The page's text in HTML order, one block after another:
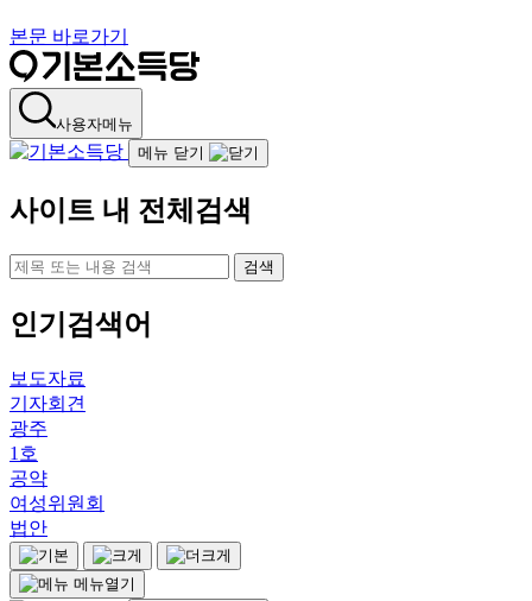
본문 바로가기
사용자메뉴
메뉴 닫기
사이트 내 전체검색
검색
인기검색어
보도자료
기자회견
광주
1호
공약
여성위원회
법안
메뉴열기